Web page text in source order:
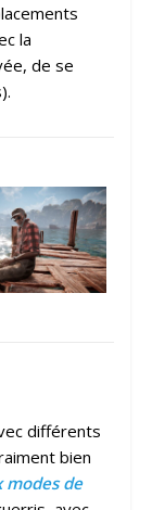
la
de se
différents
bien
modes de